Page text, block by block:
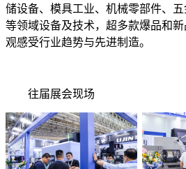
储设备、模具工业、机械零部件、
等领域设备及技术，超多款爆品和
观感受行业趋势与先进制造。
往届展会现场